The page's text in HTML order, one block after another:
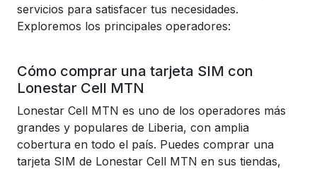
servicios para satisfacer tus necesidades.
Exploremos los principales operadores:
Cómo comprar una tarjeta SIM con
Lonestar Cell MTN
Lonestar Cell MTN es uno de los operadores más
grandes y populares de Liberia, con amplia
cobertura en todo el país. Puedes comprar una
tarjeta SIM de Lonestar Cell MTN en sus tiendas,